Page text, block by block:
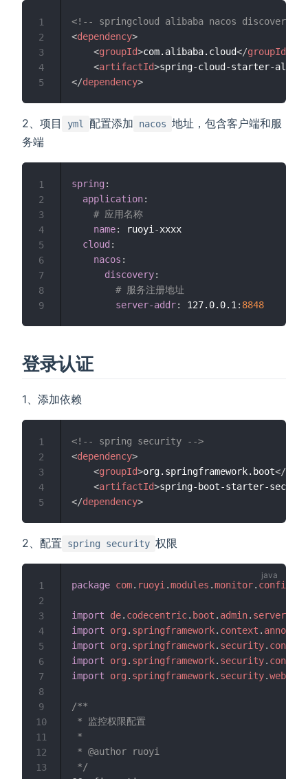
<!-- springcloud alibaba nacos discovery --
<dependency>
<groupId>com.alibaba.cloud</groupId
<artifactId>spring-cloud-starter-
</dependency>
1
2
3
4
5
2、项目 yml 配置添加 nacos 地址，包含客户端和服
务端
spring :
application:
# 应用名称
name: ruoyi-xxxx
cloud :
nacos :
discovery:
# 服务注册地址
server-addr: 127.0.0.1: 8848
1
2
3
4
5
6
7
8
9
登录认证
1、添加依赖
<!-- spring security -->
<dependency>
<groupId>org.springframework.boot</
<artifactId>spring-boot-starter-
</dependency>
1
2
3
4
5
2、配置 spring security 权限
package com. ruoyi .modules .monitor. config
import de. codecentric. boot . admin. server
import
org. springframework. context .
import
org. springframework. security. config
import
org. springframework. security. config
import
org. springframework. security.web
/**
* 监控权限配置
*
* @author ruoyi
*/
1
2
3
4
5
6
7
8
9
10
11
12
13